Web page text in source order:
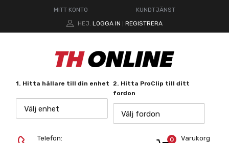
MITT KONTO
KUNDTJÄNST
HEJ. LOGGA IN REGISTRERA
1. Hitta hållare till din enhet
Välj enhet
2. Hitta ProClip till ditt
fordon
Välj fordon
Telefon: Varukorg
0